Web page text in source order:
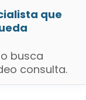
que
busca
consulta.